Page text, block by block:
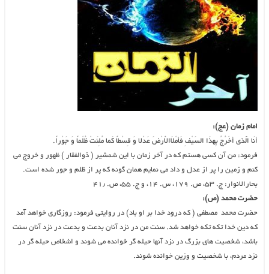
امام زمان (عج):
أنَا الَّذى أخْرُجُ بِهذَا السَیْفِ فَأمْلاَالاَْرْضَ عَدْلا وَ قِسْطاً کَما مُلِئَتْ ظُلْماً وَ جَوْراً.
فرمود: من آن کسى هستم که در آخر زمان با این شمشیر ( ذوالفقار ) ظهور و خروج مى
کنم و زمین را پر از عدل و داد مى نمایم همان گونه که پر از ظلم و جور شده است.
بحارالانوار: ج. ۵۳، ص. ۱۷۹، س. ۱۴، و ج. ۵۵، ص. ۴۱٫
حضرت محمد (ص):
حضرت محمد مصطفی ( که درود خدا بر او باد) در روایتی فرمود: روزگاری خواهد آمد
که دین خدا تکه تکه خواهد شد. سنت من در نزد آنان بدعت و بدعت در نزد آنان سنت
باشد، شخصیت های بزرگ در نزد آنها حیله گر خوانده می شوند و اشخاص حیله گر در
نزد مردم، با شخصیت و وزین خوانده شوند.